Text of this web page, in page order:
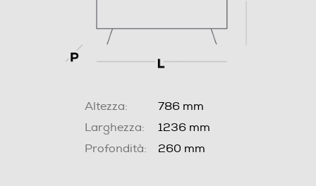
Altezza:
786 mm
Larghezza:
1236 mm
Profondità:
260 mm